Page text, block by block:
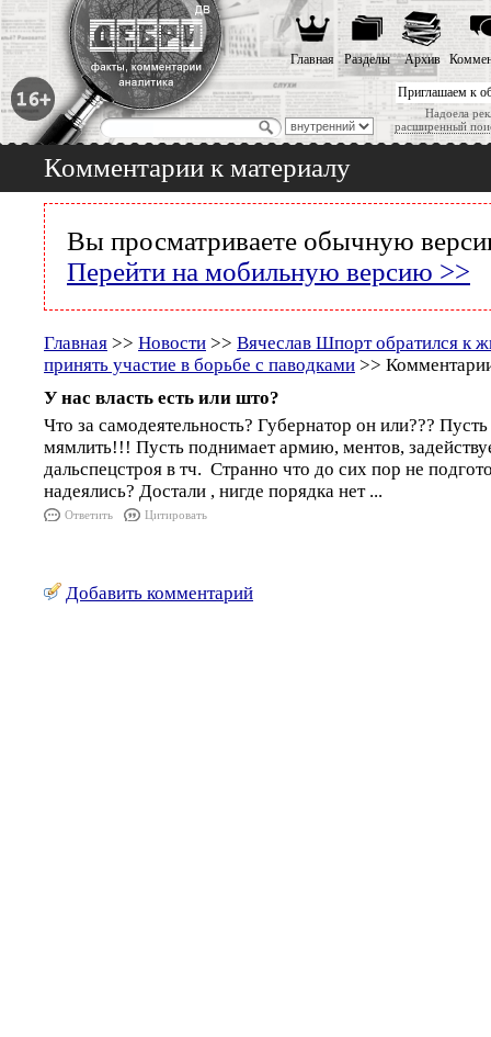
Приглашаем к
Надоела
расширенный
Главная Разделы Архив
Комментарии к материалу
Вы просматриваете обычную
Перейти на мобильную версию >>
Главная >> Новости >> Вячеслав Шпорт обратился к
принять участие в борьбе с паводками >>
У нас власть есть или што?
Что за самодеятельность? Губернатор он или??? Пусть
мямлить!!! Пусть поднимает армию, ментов,
дальспецстроя в тч. Странно что до сих пор не
надеялись? Достали , нигде порядка нет ...
Ответить Цитировать
Добавить комментарий